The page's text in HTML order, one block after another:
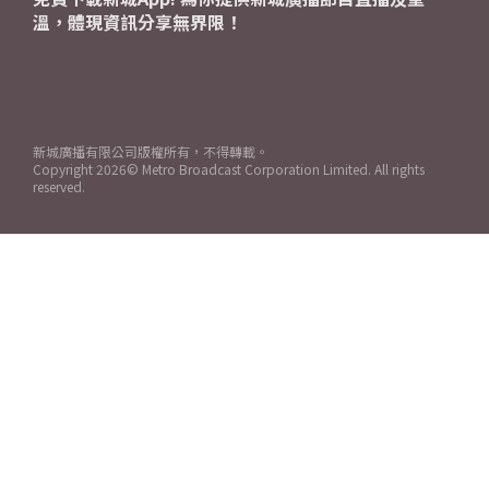
溫，體現資訊分享無界限！
新城廣播有限公司版權所有，不得轉載。
Copyright 2026© Metro Broadcast Corporation Limited. All rights
reserved.